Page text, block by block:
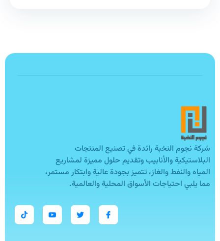
شركة نجوم النخبة رائدة في تصنيع المنتجات
البلاستيكية والأنابيب وتقديم حلول مميزة لمشاريع
المياه والنفط والغاز، تتميز بجودة عالية وابتكار مستمر،
مما يلبي احتياجات الأسواق المحلية والعالمية.